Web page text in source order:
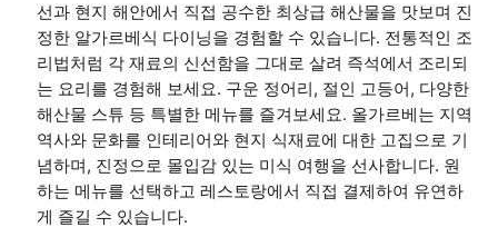
선과 현지 해안에서 직접 공수한 최상급 해산물을 맛보며 진
정한 알가르베식 다이닝을 경험할 수 있습니다. 전통적인 조
리법처럼 각 재료의 신선함을 그대로 살려 즉석에서 조리되
는 요리를 경험해 보세요. 구운 정어리, 절인 고등어, 다양한
해산물 스튜 등 특별한 메뉴를 즐겨보세요. 올가르베는 지역
역사와 문화를 인테리어와 현지 식재료에 대한 고집으로 기
념하며, 진정으로 몰입감 있는 미식 여행을 선사합니다. 원
하는 메뉴를 선택하고 레스토랑에서 직접 결제하여 유연하
게 즐길 수 있습니다.